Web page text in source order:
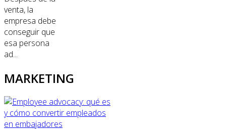
venta, la
empresa debe
conseguir que
esa persona
ad...
MARKETING